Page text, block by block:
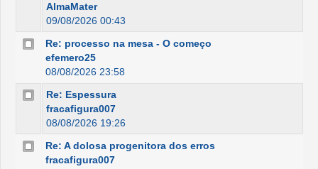
AlmaMater
09/08/2026 00:43
Re: processo na mesa - O começo
efemero25
08/08/2026 23:58
Re: Espessura
fracafigura007
08/08/2026 19:26
Re: A dolosa progenitora dos erros
fracafigura007